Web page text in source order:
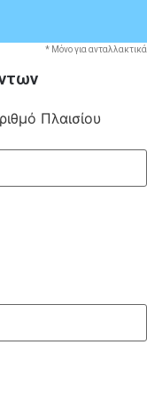
* Μόνο για ανταλλακτικά
Πλαισίου